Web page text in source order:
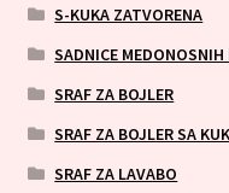
S-KUKA ZATVORENA
SADNICE
SRAF ZA BOJLER
SRAF ZA BOJLER SA
SRAF ZA LAVABO